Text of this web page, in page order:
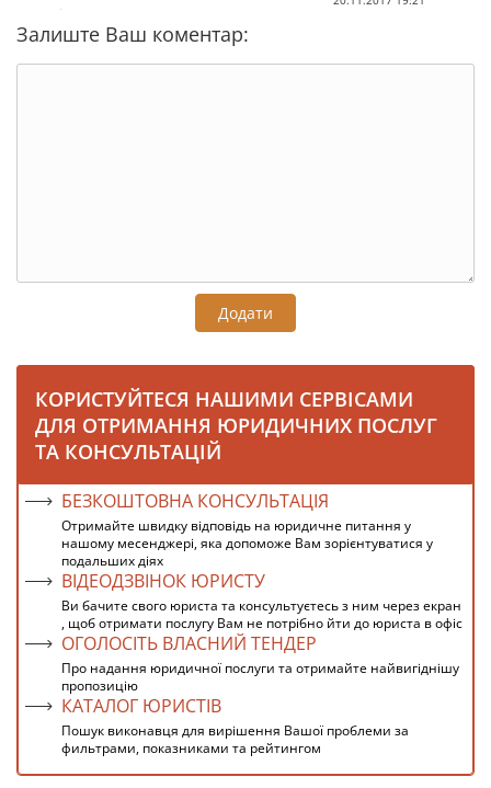
Залиште Ваш коментар:
Додати
КОРИСТУЙТЕСЯ НАШИМИ СЕРВІСАМИ
ДЛЯ ОТРИМАННЯ ЮРИДИЧНИХ ПОСЛУГ
ТА КОНСУЛЬТАЦІЙ
БЕЗКОШТОВНА КОНСУЛЬТАЦІЯ
Отримайте швидку відповідь на юридичне питання у
нашому месенджері, яка допоможе Вам зорієнтуватися у
подальших діях
ВІДЕОДЗВІНОК ЮРИСТУ
Ви бачите свого юриста та консультуєтесь з ним через екран
, щоб отримати послугу Вам не потрібно йти до юриста в офіс
ОГОЛОСІТЬ ВЛАСНИЙ ТЕНДЕР
Про надання юридичної послуги та отримайте найвигіднішу
пропозицію
КАТАЛОГ ЮРИСТІВ
Пошук виконавця для вирішення Вашої проблеми за
фильтрами, показниками та рейтингом